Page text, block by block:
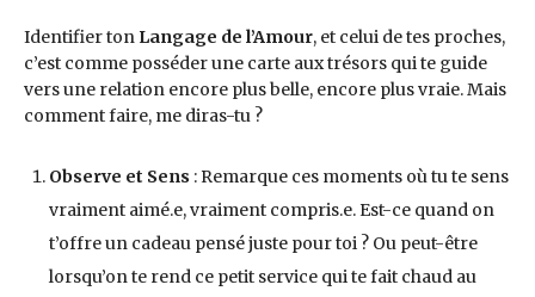
Identifier ton Langage de l’Amour, et celui de tes proches,
c’est comme posséder une carte aux trésors qui te guide
vers une relation encore plus belle, encore plus vraie. Mais
comment faire, me diras-tu ?
Observe et Sens : Remarque ces moments où tu te sens
vraiment aimé.e, vraiment compris.e. Est-ce quand on
t’offre un cadeau pensé juste pour toi ? Ou peut-être
lorsqu’on te rend ce petit service qui te fait chaud au